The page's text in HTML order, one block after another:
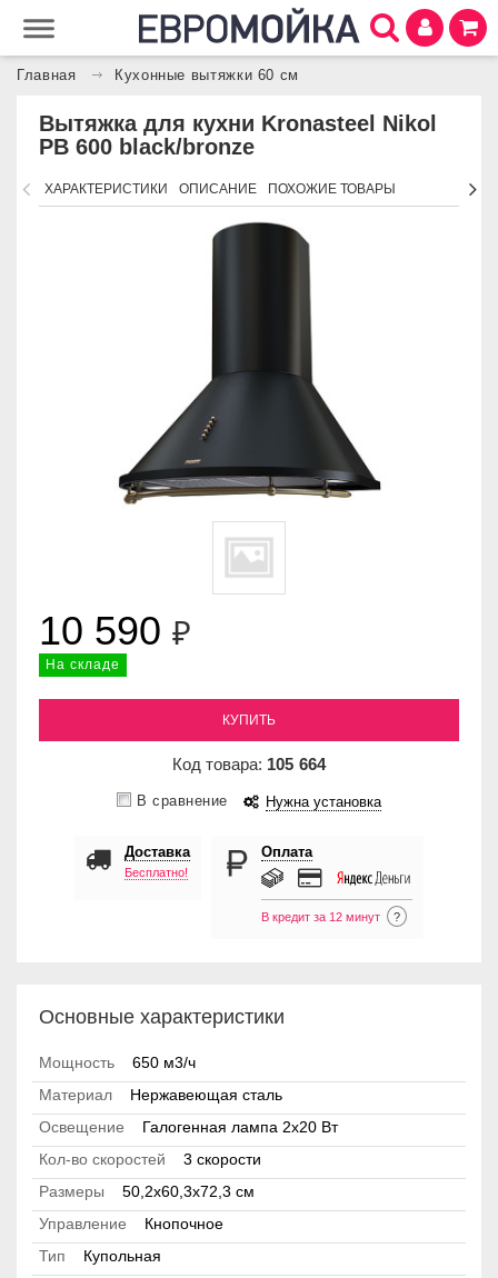
Главная Кухонные вытяжки 60 см
Вытяжка для кухни Kronasteel Nikol
PB 600 black/bronze
ХАРАКТЕРИСТИКИ ОПИСАНИЕ ПОХОЖИЕ ТОВАРЫ
10 590 ₽
На складе
КУПИТЬ
Код товара: 105 664
В сравнение Нужна установка
Доставка
Бесплатно!
Оплата
В кредит за 12 минут ?
Основные характеристики
Мощность
650 м3/ч
Материал
Нержавеющая сталь
Освещение
Галогенная лампа 2x20 Вт
Кол-во скоростей
3 скорости
Размеры
50,2х60,3х72,3 см
Управление
Кнопочное
Тип
Купольная